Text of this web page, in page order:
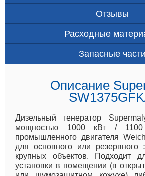
Отзывы
Расходные
Запасные части
Описание
Дизельный генератор
мощностью 1000 кВт /
промышленного двигателя
для основного или резервного
крупных объектов. Подходит
установки в помещении (в